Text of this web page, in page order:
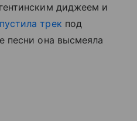
диджеем и
трек под
песни она высмеяла